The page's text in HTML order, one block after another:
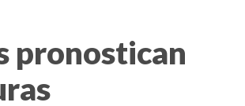
pronostican